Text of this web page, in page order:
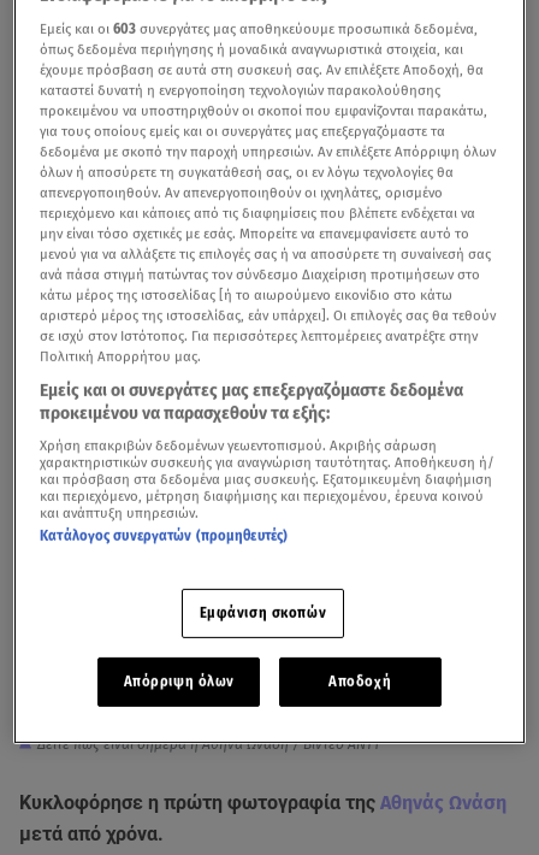
Δείτε πώς είναι σήμερα η Αθηνά Ωνάση / Βίντεο ΑΝΤ1
Kυκλοφόρησε η πρώτη φωτογραφία της Αθηνάς Ωνάση
μετά από χρόνα.
Εμείς και οι603 συνεργάτες μας αποθηκεύουμε προσωπικά δεδομένα,
όπως δεδομένα περιήγησης ή μοναδικά αναγνωριστικά στοιχεία, και
έχουμε πρόσβαση σε αυτά στη συσκευή σας. Αν επιλέξετε Αποδοχή, θα
καταστεί δυνατή η ενεργοποίηση τεχνολογιών παρακολούθησης
προκειμένου να υποστηριχθούν οι σκοποί που εμφανίζονται παρακάτω,
για τους οποίους εμείς και οι συνεργάτες μας επεξεργαζόμαστε τα
δεδομένα με σκοπό την παροχή υπηρεσιών. Αν επιλέξετε Απόρριψη όλων
όλων ή αποσύρετε τη συγκατάθεσή σας, οι εν λόγω τεχνολογίες θα
απενεργοποιηθούν. Αν απενεργοποιηθούν οι ιχνηλάτες, ορισμένο
περιεχόμενο και κάποιες από τις διαφημίσεις που βλέπετε ενδέχεται να
μην είναι τόσο σχετικές με εσάς. Μπορείτε να επανεμφανίσετε αυτό το
μενού για να αλλάξετε τις επιλογές σας ή να αποσύρετε τη συναίνεσή σας
ανά πάσα στιγμή πατώντας τον σύνδεσμο Διαχείριση προτιμήσεων στο
κάτω μέρος της ιστοσελίδας [ή το αιωρούμενο εικονίδιο στο κάτω
αριστερό μέρος της ιστοσελίδας, εάν υπάρχει]. Οι επιλογές σας θα τεθούν
σε ισχύ στον Ιστότοπος. Για περισσότερες λεπτομέρειες ανατρέξτε στην
Πολιτική Απορρήτου μας.
Εμείς και οι συνεργάτες μας επεξεργαζόμαστε δεδομένα
προκειμένου να παρασχεθούν τα εξής:
Χρήση επακριβών δεδομένων γεωεντοπισμού. Ακριβής σάρωση
χαρακτηριστικών συσκευής για αναγνώριση ταυτότητας. Αποθήκευση ή/
και πρόσβαση στα δεδομένα μιας συσκευής. Εξατομικευμένη διαφήμιση
και περιεχόμενο, μέτρηση διαφήμισης και περιεχομένου, έρευνα κοινού
και ανάπτυξη υπηρεσιών.
Κατάλογος συνεργατών (προμηθευτές)
Εμφάνιση σκοπών
Απόρριψη όλων Αποδοχή